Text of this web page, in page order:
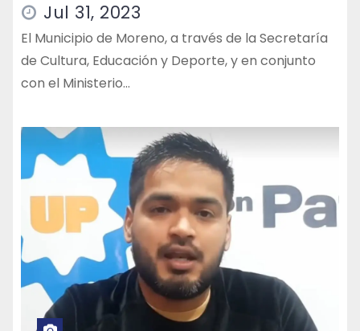
Jul 31, 2023
El Municipio de Moreno, a través de la Secretaría
de Cultura, Educación y Deporte, y en conjunto
con el Ministerio…